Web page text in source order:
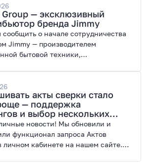
и широкие
модернизации.
— эксклюзивный
бренда Jimmy
о начале сотрудничества
Jimmy — производителем
бытовой техники,
акты сверки стало
— поддержка
и выбор нескольких
новости! Мы обновили и
функционал запроса Актов
личном кабинете на нашем сайте.